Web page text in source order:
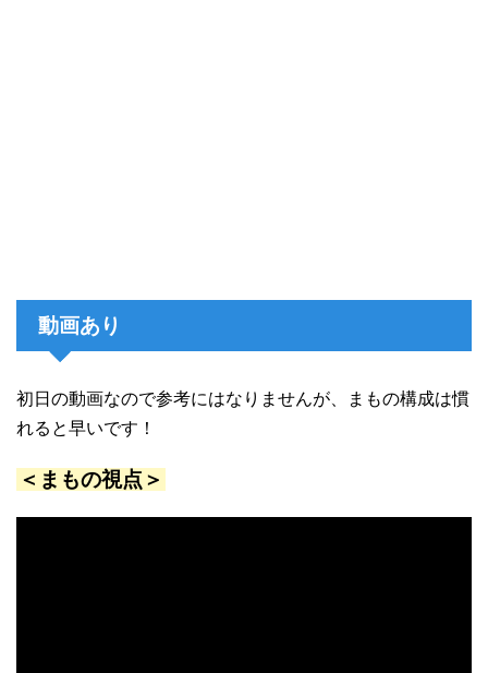
動画あり
初日の動画なので参考にはなりませんが、まもの構成は慣
れると早いです！
＜まもの視点＞